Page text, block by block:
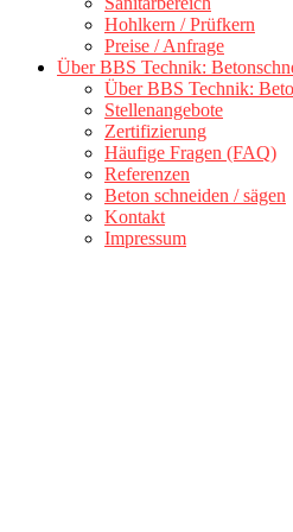
Hohlkern / Prüfkern
Preise / Anfrage
Über BBS Technik:
Über BBS Technik:
Stellenangebote
Zertifizierung
Häufige Fragen (FAQ)
Referenzen
Beton schneiden / sägen
Kontakt
Impressum